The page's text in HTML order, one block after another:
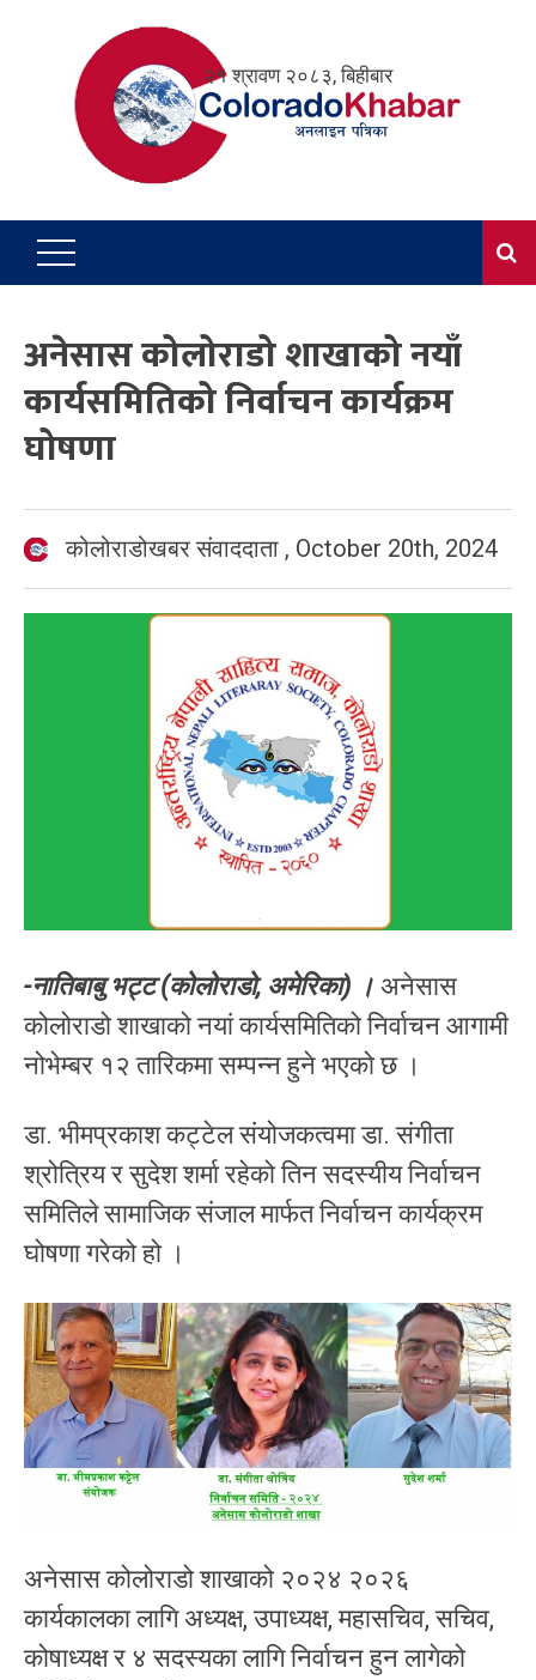
२१ श्रावण २०८३, बिहीबार
अनेसास कोलोराडो शाखाको नयाँ
कार्यसमितिको निर्वाचन कार्यक्रम
घोषणा
कोलोराडोखबर संवाददाता , October 20th, 2024
-नातिबाबु भट्ट (कोलोराडो, अमेरिका) । अनेसास
कोलोराडो शाखाको नयां कार्यसमितिको निर्वाचन आगामी
नोभेम्बर १२ तारिकमा सम्पन्न हुने भएको छ ।
डा. भीमप्रकाश कट्टेल संयोजकत्वमा डा. संगीता
श्रोत्रिय र सुदेश शर्मा रहेको तिन सदस्यीय निर्वाचन
समितिले सामाजिक संजाल मार्फत निर्वाचन कार्यक्रम
घोषणा गरेको हो ।
अनेसास कोलोराडो शाखाको २०२४ २०२६
कार्यकालका लागि अध्यक्ष, उपाध्यक्ष, महासचिव, सचिव,
कोषाध्यक्ष र ४ सदस्यका लागि निर्वाचन हुन लागेको